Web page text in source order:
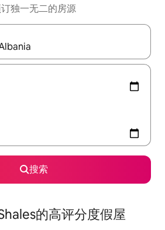
独一无二的房源
上下方向键查看，或通过点击或滑动手势
搜索
的高评分度假屋